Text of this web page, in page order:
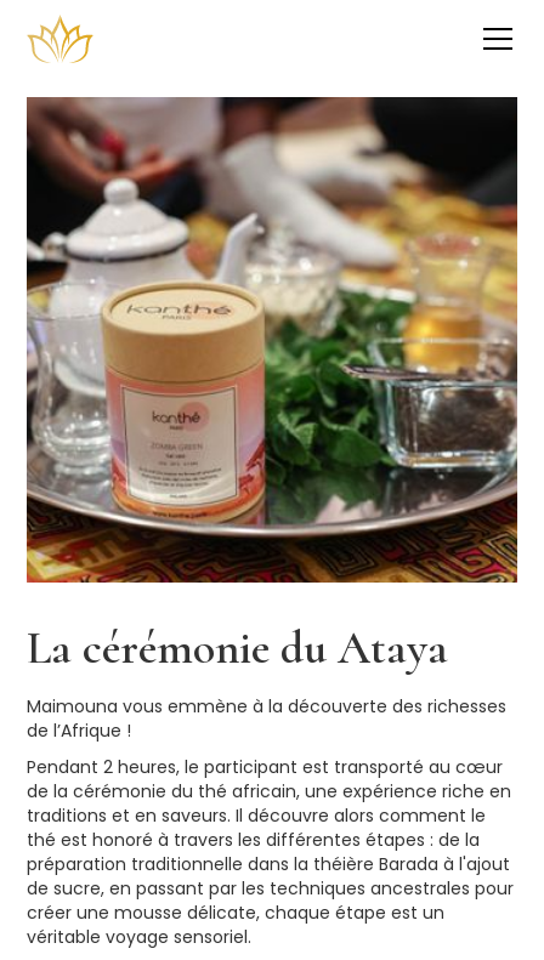
La cérémonie du Ataya
Maimouna vous emmène à la découverte des richesses
de l’Afrique !
Pendant 2 heures, le participant est transporté au cœur
de la cérémonie du thé africain, une expérience riche en
traditions et en saveurs. Il découvre alors comment le
thé est honoré à travers les différentes étapes : de la
préparation traditionnelle dans la théière Barada à l'ajout
de sucre, en passant par les techniques ancestrales pour
créer une mousse délicate, chaque étape est un
véritable voyage sensoriel.